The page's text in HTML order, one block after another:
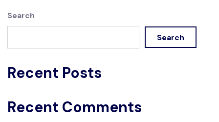
Search
Search
Recent Posts
Recent Comments